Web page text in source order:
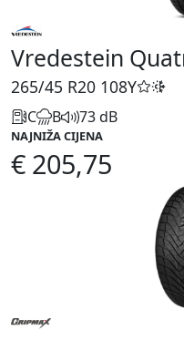
Vredestein
265/45 R20 108Y
C B 73 dB
NAJNIŽA CIJENA
€ 205,75